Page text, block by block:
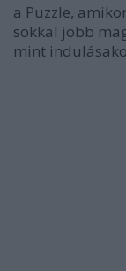
a Puzzle,
sokkal jobb
mint